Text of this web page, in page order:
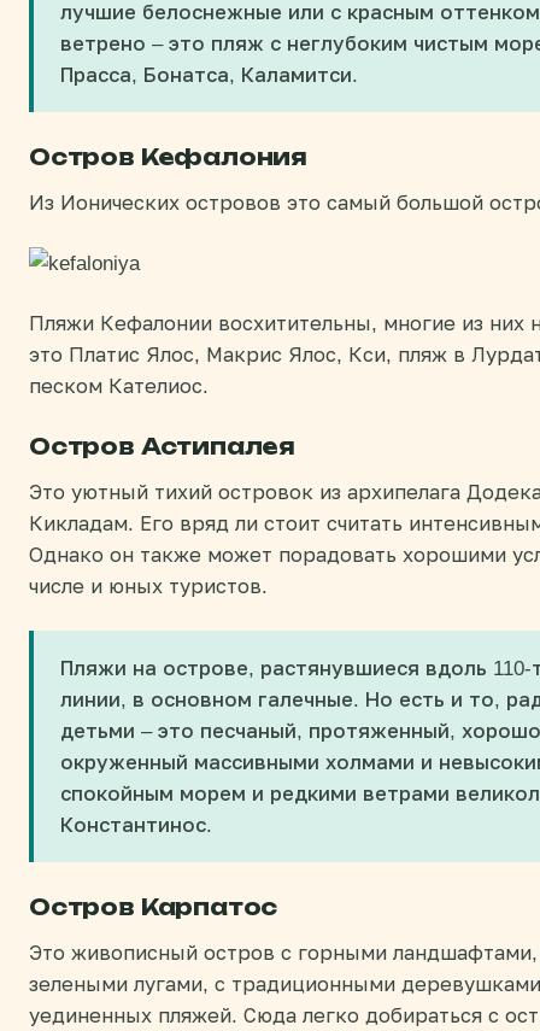
лучшие белоснежные или с красным
ветрено – это пляж с неглубоким чистым
Прасса, Бонатса, Каламитси.
Остров Кефалония
Из Ионических островов это самый большой
Пляжи Кефалонии восхитительны, многие из них
это Платис Ялос, Макрис Ялос, Кси, пляж в
песком Кателиос.
Остров Астипалея
Это уютный тихий островок из архипелага
Кикладам. Его вряд ли стоит считать
Однако он также может порадовать хорошими
числе и юных туристов.
Пляжи на острове, растянувшиеся вдоль
линии, в основном галечные. Но есть и то,
детьми – это песчаный, протяженный,
окруженный массивными холмами и
спокойным морем и редкими ветрами
Константинос.
Остров Карпатос
Это живописный остров с горными
зелеными лугами, с традиционными
уединенных пляжей. Сюда легко добираться с